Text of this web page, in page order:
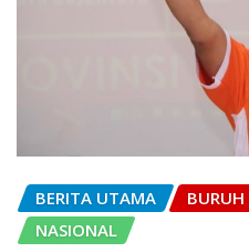
BERITA UTAMA BURUH
NASIONAL